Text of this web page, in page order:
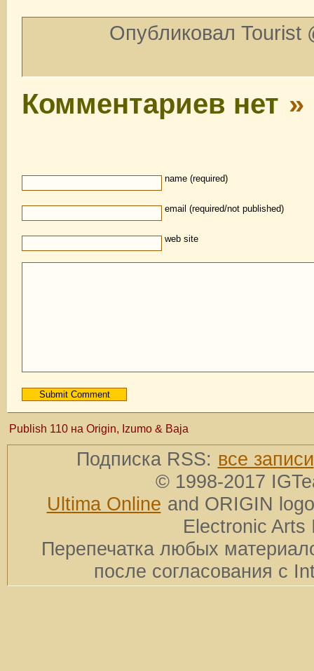
Опубликовал Tourist
Комментариев нет »
name (required)
email (required/not published)
web site
Publish 110 на Origin, Izumo & Baja
Подписка RSS: все записи
© 1998-2017
Ultima Online and ORIGIN
Electronic Arts
Перепечатка любых
после согласования с